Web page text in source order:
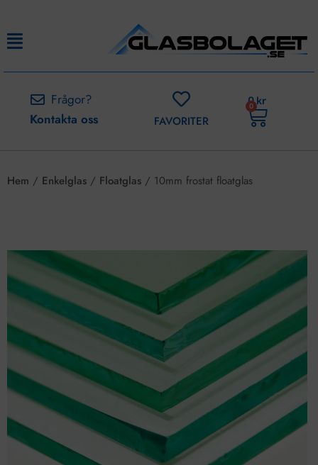
Frågor?
Kontakta oss
FAVORITER
0kr
0
Hem / Enkelglas / Floatglas / 10mm frostat floatglas